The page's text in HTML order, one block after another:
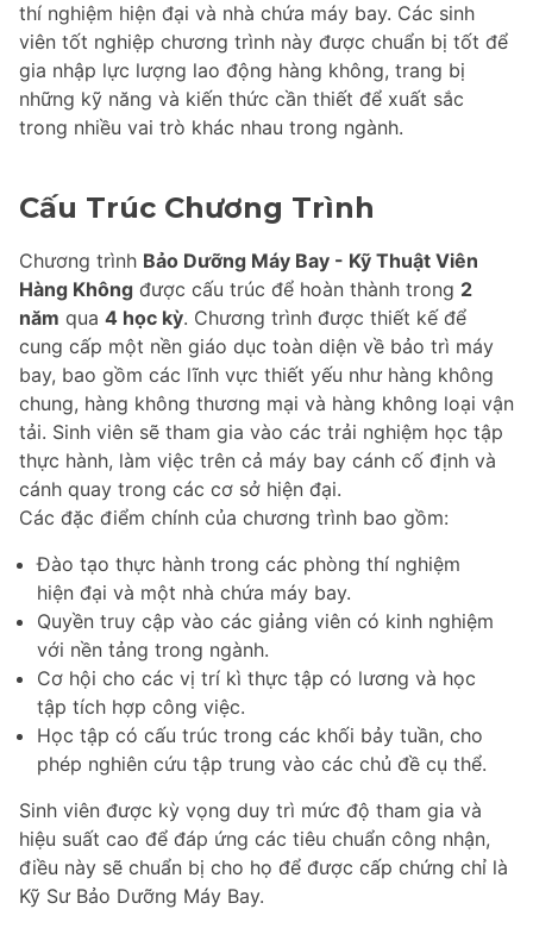
thí nghiệm hiện đại và nhà chứa máy bay. Các sinh
viên tốt nghiệp chương trình này được chuẩn bị tốt để
gia nhập lực lượng lao động hàng không, trang bị
những kỹ năng và kiến thức cần thiết để xuất sắc
trong nhiều vai trò khác nhau trong ngành.
Cấu Trúc Chương Trình
Chương trình Bảo Dưỡng Máy Bay - Kỹ Thuật Viên
Hàng Không được cấu trúc để hoàn thành trong 2
năm qua 4 học kỳ. Chương trình được thiết kế để
cung cấp một nền giáo dục toàn diện về bảo trì máy
bay, bao gồm các lĩnh vực thiết yếu như hàng không
chung, hàng không thương mại và hàng không loại vận
tải. Sinh viên sẽ tham gia vào các trải nghiệm học tập
thực hành, làm việc trên cả máy bay cánh cố định và
cánh quay trong các cơ sở hiện đại.
Các đặc điểm chính của chương trình bao gồm:
Đào tạo thực hành trong các phòng thí nghiệm
hiện đại và một nhà chứa máy bay.
Quyền truy cập vào các giảng viên có kinh nghiệm
với nền tảng trong ngành.
Cơ hội cho các vị trí kì thực tập có lương và học
tập tích hợp công việc.
Học tập có cấu trúc trong các khối bảy tuần, cho
phép nghiên cứu tập trung vào các chủ đề cụ thể.
Sinh viên được kỳ vọng duy trì mức độ tham gia và
hiệu suất cao để đáp ứng các tiêu chuẩn công nhận,
điều này sẽ chuẩn bị cho họ để được cấp chứng chỉ là
Kỹ Sư Bảo Dưỡng Máy Bay.